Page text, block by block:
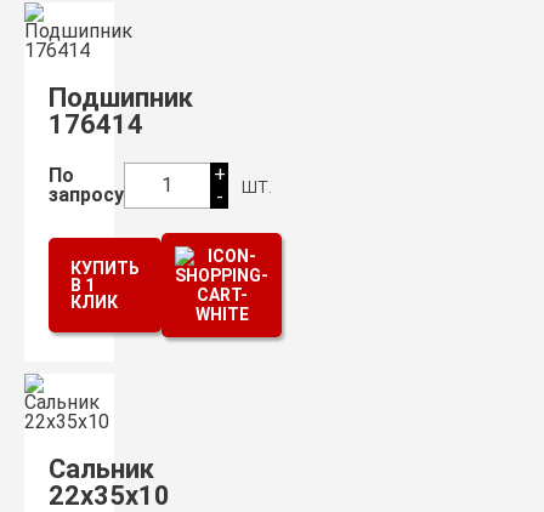
Подшипник
176414
По
запросу
1
+
-
шт.
КУПИТЬ
В 1
КЛИК
Сальник
22х35х10